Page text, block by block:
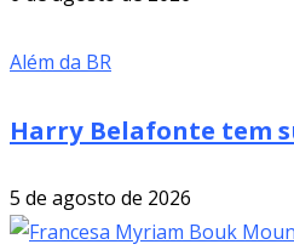
Além da BR
Harry Belafonte tem
5 de agosto de 2026